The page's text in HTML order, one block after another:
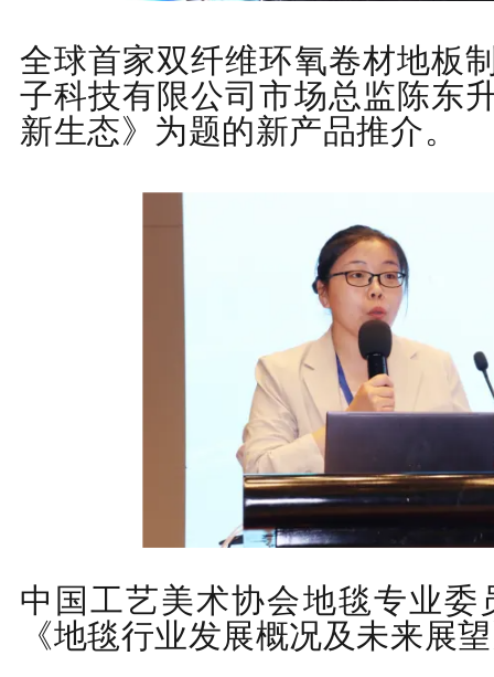
全球首家双纤维环氧卷材地板
子科技有限公司市场总监陈东
新生态》为题的新产品推介。
中国工艺美术协会地毯专业委
《地毯行业发展概况及未来展